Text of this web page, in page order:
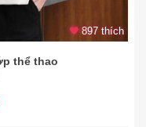
897 thích
thể thao